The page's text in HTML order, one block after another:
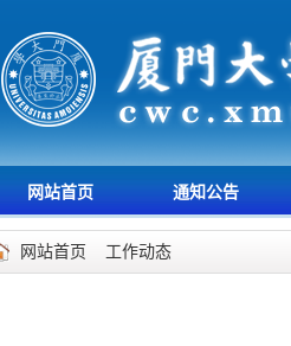
网站首页 通知公告
网站首页 工作动态